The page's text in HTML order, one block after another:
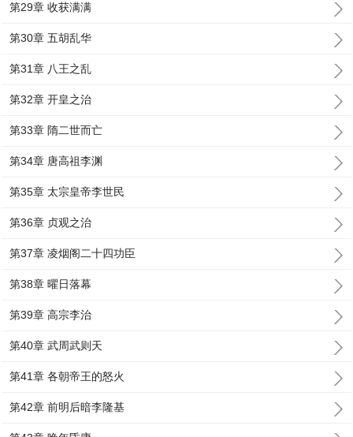
第29章 收获满满
第30章 五胡乱华
第31章 八王之乱
第32章 开皇之治
第33章 隋二世而亡
第34章 唐高祖李渊
第35章 太宗皇帝李世民
第36章 贞观之治
第37章 凌烟阁二十四功臣
第38章 曜日落幕
第39章 高宗李治
第40章 武周武则天
第41章 各朝帝王的怒火
第42章 前明后暗李隆基